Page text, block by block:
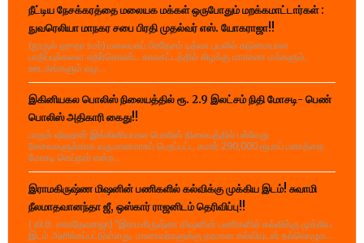
நீட்டிய நேசக்கரத்தை மலையக மக்கள் ஒருபோதும் மறக்கமாட்டார்கள் :
நுவரெலியா மாநகர சபை பிரதி முதல்வர் எஸ். யோகராஜா!!
(நூருல் ஹுதா உமர்) மலையகப் பிரதேசம் டித்வா புயலில் கடுமையான
பாதிப்புக்களை எதிர்கொண்ட காலகட்டத்தில் கிழக்கு மாகாண மக்களும்,
ஊடகங்களும் வழ...
இகினியகல பொலிஸ் நிலையத்தில் ரூ. 2.9 இலட்சம் நிதி மோசடி- பெண்
பொலிஸ் அதிகாரி கைது!!
பாறுக் ஷிஹான் இங்கினியாகல பொலிஸ் நிலையத்தில் பல்வேறு
சேவைகளுக்காக வருமானமாகப் பெறப்பட்ட சுமார் 290,000 ரூபாய் பணத்தை
மோசடி செய்தார் என்ற...
இராமகிருஷ்ண மிஷனின் பணிகளில் கல்விக்கு முக்கிய இடம்! சுவாமி
நீலமாதவானந்தா ஜீ, ஒஸ்கார் ராஜனிடம் தெரிவிப்பு!!
( வி.ரி. சகாதேவராஜா) "இராமகிருஷ்ண மிஷனின் பணிகளில் கல்விக்கு முக்கிய
இடம் அளிக்கப்பட்டுள்ளது. மாணவர்களுக்கு தரமான கல்வியுடன் நல்லொழுக...